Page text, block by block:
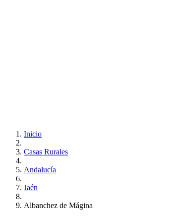
Inicio
Casas Rurales
Andalucía
Jaén
Albanchez de Mágina